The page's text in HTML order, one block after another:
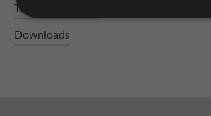
Technische Daten
Downloads